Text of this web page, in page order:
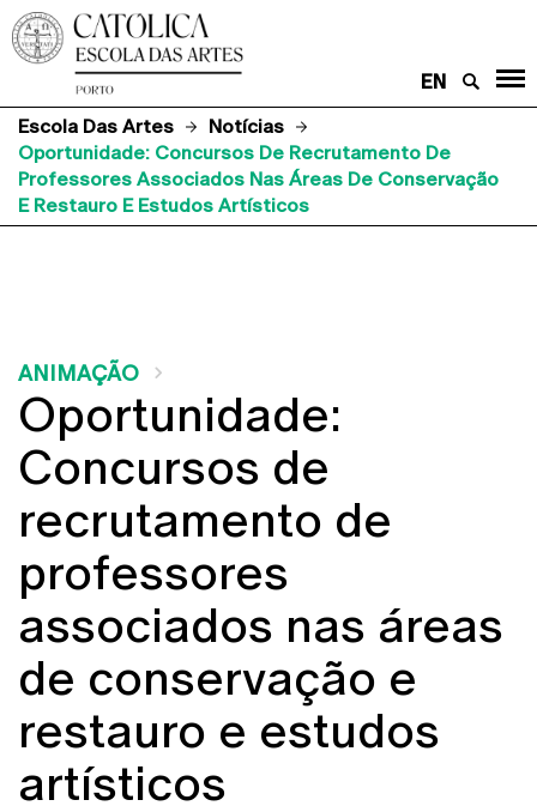
EN
Escola Das Artes
Notícias
Oportunidade: Concursos De Recrutamento De
Professores Associados Nas Áreas De Conservação
E Restauro E Estudos Artísticos
ANIMAÇÃO
Oportunidade:
Concursos de
recrutamento de
professores
associados nas áreas
de conservação e
restauro e estudos
artísticos